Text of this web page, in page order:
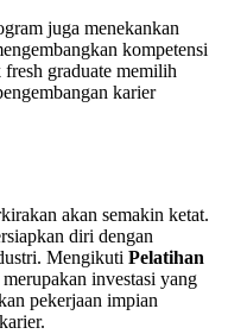
juga menekankan
kompetensi
graduate memilih
karier
akan semakin ketat.
diri dengan
Mengikuti Pelatihan
merupakan investasi yang
pekerjaan impian